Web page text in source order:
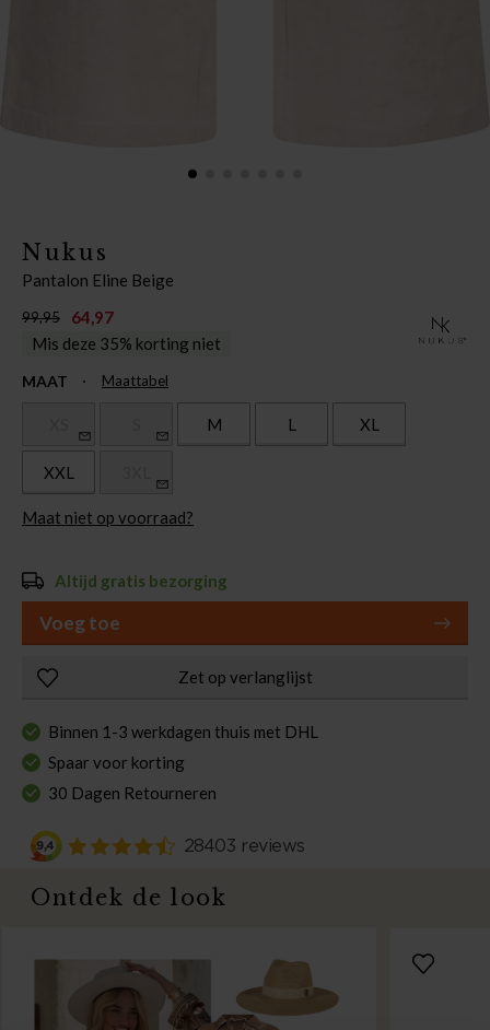
Nukus
Pantalon Eline Beige
99,95
64,97
Mis deze 35% korting niet
MAAT Maattabel
M L XL
XXL
Maat niet op voorraad?
Altijd gratis bezorging
Voeg toe
Zet op verlanglijst
Binnen 1-3 werkdagen thuis met DHL
Spaar voor korting
30 Dagen Retourneren
Ontdek de look